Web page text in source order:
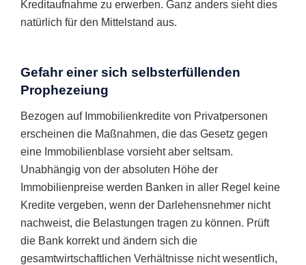
Kreditaufnahme zu erwerben. Ganz anders sieht dies
natürlich für den Mittelstand aus.
Gefahr einer sich selbsterfüllenden
Prophezeiung
Bezogen auf Immobilienkredite von Privatpersonen
erscheinen die Maßnahmen, die das Gesetz gegen
eine Immobilienblase vorsieht aber seltsam.
Unabhängig von der absoluten Höhe der
Immobilienpreise werden Banken in aller Regel keine
Kredite vergeben, wenn der Darlehensnehmer nicht
nachweist, die Belastungen tragen zu können. Prüft
die Bank korrekt und ändern sich die
gesamtwirtschaftlichen Verhältnisse nicht wesentlich,